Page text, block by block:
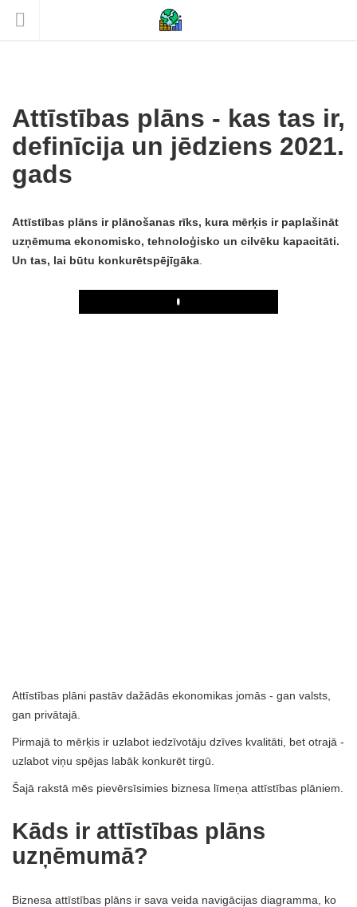
Attīstības plāns - kas tas ir,
definīcija un jēdziens 2021.
gads
Attīstības plāns ir plānošanas rīks, kura mērķis ir paplašināt
uzņēmuma ekonomisko, tehnoloģisko un cilvēku kapacitāti.
Un tas, lai būtu konkurētspējīgāka
Play
Attīstības plāni pastāv dažādās ekonomikas jomās - gan valsts,
gan privātajā.
Pirmajā to mērķis ir uzlabot iedzīvotāju dzīves kvalitāti, bet otrajā -
uzlabot viņu spējas labāk konkurēt tirgū.
Šajā rakstā mēs pievērsīsimies biznesa līmeņa attīstības plāniem.
Kāds ir attīstības plāns
uzņēmumā?
Biznesa attīstības plāns ir sava veida navigācijas diagramma, ko